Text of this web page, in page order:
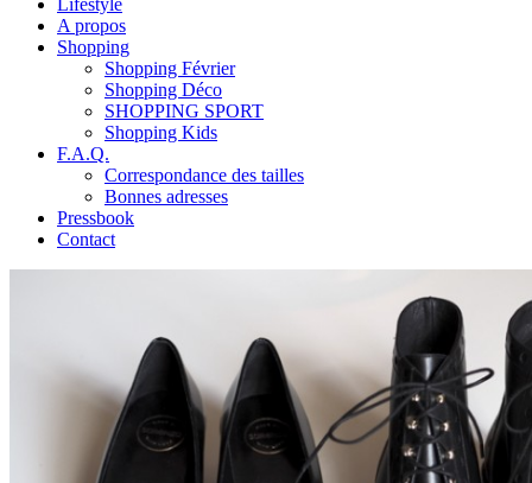
Lifestyle
A propos
Shopping
Shopping Février
Shopping Déco
SHOPPING SPORT
Shopping Kids
F.A.Q.
Correspondance des tailles
Bonnes adresses
Pressbook
Contact